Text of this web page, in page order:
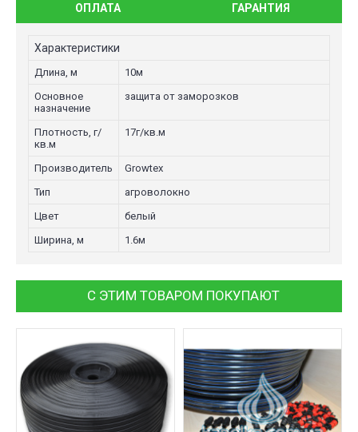
ОПЛАТА ГАРАНТИЯ
Характеристики
Длина, м
10м
Основное
назначение
защита от заморозков
Плотность, г/
кв.м
17г/кв.м
Производитель
Growtex
Тип
агроволокно
Цвет
белый
Ширина, м
1.6м
С ЭТИМ ТОВАРОМ ПОКУПАЮТ